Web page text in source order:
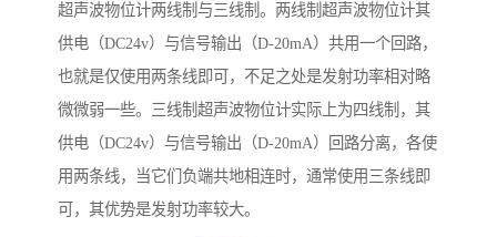
超声波物位计两线制与三线制。两线制超声波物位计其
供电（DC24v）与信号输出（D-20mA）共用一个回路，
也就是仅使用两条线即可，不足之处是发射功率相对略
微微弱一些。三线制超声波物位计实际上为四线制，其
供电（DC24v）与信号输出（D-20mA）回路分离，各使
用两条线，当它们负端共地相连时，通常使用三条线即
可，其优势是发射功率较大。